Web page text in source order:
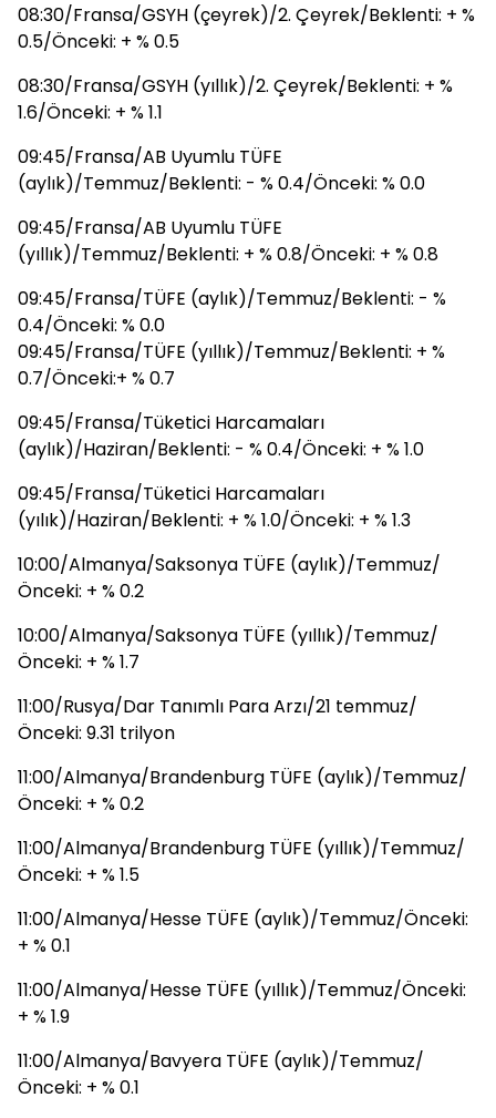
08:30/Fransa/GSYH (çeyrek)/2. Çeyrek/Beklenti: + %
0.5/Önceki: + % 0.5
08:30/Fransa/GSYH (yıllık)/2. Çeyrek/Beklenti: + %
1.6/Önceki: + % 1.1
09:45/Fransa/AB Uyumlu TÜFE
(aylık)/Temmuz/Beklenti: - % 0.4/Önceki: % 0.0
09:45/Fransa/AB Uyumlu TÜFE
(yıllık)/Temmuz/Beklenti: + % 0.8/Önceki: + % 0.8
09:45/Fransa/TÜFE (aylık)/Temmuz/Beklenti: - %
0.4/Önceki: % 0.0
09:45/Fransa/TÜFE (yıllık)/Temmuz/Beklenti: + %
0.7/Önceki:+ % 0.7
09:45/Fransa/Tüketici Harcamaları
(aylık)/Haziran/Beklenti: - % 0.4/Önceki: + % 1.0
09:45/Fransa/Tüketici Harcamaları
(yılık)/Haziran/Beklenti: + % 1.0/Önceki: + % 1.3
10:00/Almanya/Saksonya TÜFE (aylık)/Temmuz/
Önceki: + % 0.2
10:00/Almanya/Saksonya TÜFE (yıllık)/Temmuz/
Önceki: + % 1.7
11:00/Rusya/Dar Tanımlı Para Arzı/21 temmuz/
Önceki: 9.31 trilyon
11:00/Almanya/Brandenburg TÜFE (aylık)/Temmuz/
Önceki: + % 0.2
11:00/Almanya/Brandenburg TÜFE (yıllık)/Temmuz/
Önceki: + % 1.5
11:00/Almanya/Hesse TÜFE (aylık)/Temmuz/Önceki:
+ % 0.1
11:00/Almanya/Hesse TÜFE (yıllık)/Temmuz/Önceki:
+ % 1.9
11:00/Almanya/Bavyera TÜFE (aylık)/Temmuz/
Önceki: + % 0.1